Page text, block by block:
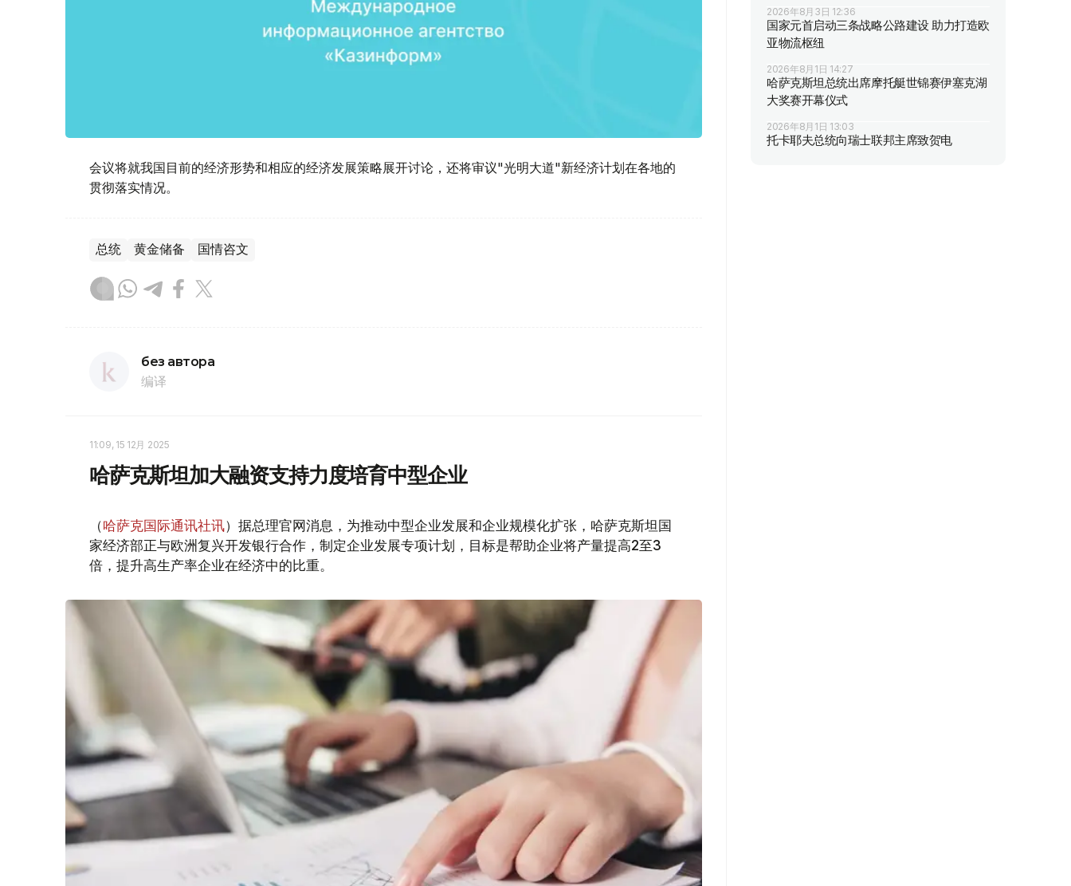
会议将就我国目前的经济形势和相应的经济发展策略展开讨论，还将审议"光明大道"新经济计划在各地的
贯彻落实情况。
总统 黄金储备 国情咨文
без автора
编译
11:09, 15 12月 2025
哈萨克斯坦加大融资支持力度培育中型企业
（哈萨克国际通讯社讯）据总理官网消息，为推动中型企业发展和企业规模化扩张，哈萨克斯坦国
家经济部正与欧洲复兴开发银行合作，制定企业发展专项计划，目标是帮助企业将产量提高2至3
倍，提升高生产率企业在经济中的比重。
2026年8月3日 12:36
国家元首启动三条战略公路建设 助力打造欧
亚物流枢纽
2026年8月1日 14:27
哈萨克斯坦总统出席摩托艇世锦赛伊塞克湖
大奖赛开幕仪式
2026年8月1日 13:03
托卡耶夫总统向瑞士联邦主席致贺电